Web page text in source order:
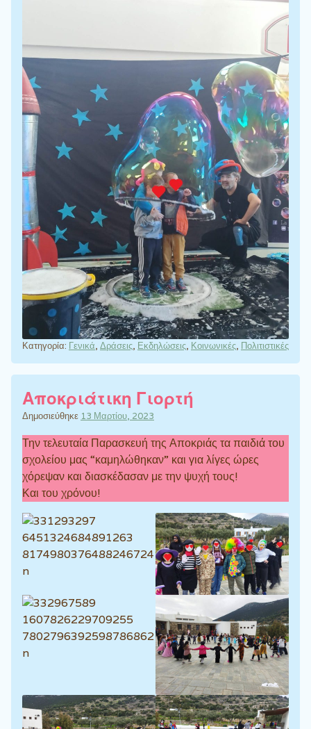
Κατηγορία: Γενικά, Δράσεις, Εκδηλώσεις, Κοινωνικές, Πολιτιστικές
Αποκριάτικη Γιορτή
Δημοσιεύθηκε 13 Μαρτίου, 2023
Την τελευταία Παρασκευή της Αποκριάς τα παιδιά του
σχολείου μας “καμηλώθηκαν” και για λίγες ώρες
χόρεψαν και διασκέδασαν με την ψυχή τους!
Και του χρόνου!